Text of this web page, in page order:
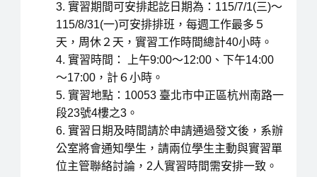
實習期間可安排起訖日期為：115/7/1(三)～
115/8/31(一)可安排排班，每週工作最多５
天，周休２天，實習工作時間總計40小時。
實習時間： 上午9:00～12:00、下午14:00
～17:00，計６小時。
實習地點：10053 臺北市中正區杭州南路一
段23號4樓之3。
實習日期及時間請於申請通過發文後，系辦
公室將會通知學生，請兩位學生主動與實習單
位主管聯絡討論，2人實習時間需安排一致。